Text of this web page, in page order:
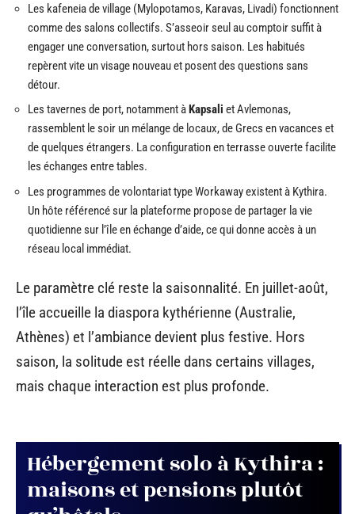
Les kafeneia de village (Mylopotamos, Karavas, Livadi) fonctionnent
comme des salons collectifs. S’asseoir seul au comptoir suffit à
engager une conversation, surtout hors saison. Les habitués
repèrent vite un visage nouveau et posent des questions sans
détour.
Les tavernes de port, notamment àKapsali et Avlemonas,
rassemblent le soir un mélange de locaux, de Grecs en vacances et
de quelques étrangers. La configuration en terrasse ouverte facilite
les échanges entre tables.
Les programmes de volontariat type Workaway existent à Kythira.
Un hôte référencé sur la plateforme propose de partager la vie
quotidienne sur l’île en échange d’aide, ce qui donne accès à un
réseau local immédiat.
Le paramètre clé reste la saisonnalité. En juillet-août,
l’île accueille la diaspora kythérienne (Australie,
Athènes) et l’ambiance devient plus festive. Hors
saison, la solitude est réelle dans certains villages,
mais chaque interaction est plus profonde.
Hébergement solo à Kythira :
maisons et pensions plutôt